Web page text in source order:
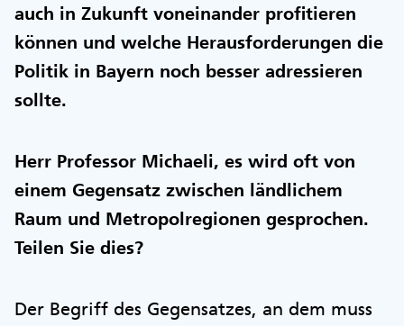
auch in Zukunft voneinander profitieren
können und welche Herausforderungen die
Politik in Bayern noch besser adressieren
sollte.
Herr Professor Michaeli, es wird oft von
einem Gegensatz zwischen ländlichem
Raum und Metropolregionen gesprochen.
Teilen Sie dies?
Der Begriff des Gegensatzes, an dem muss